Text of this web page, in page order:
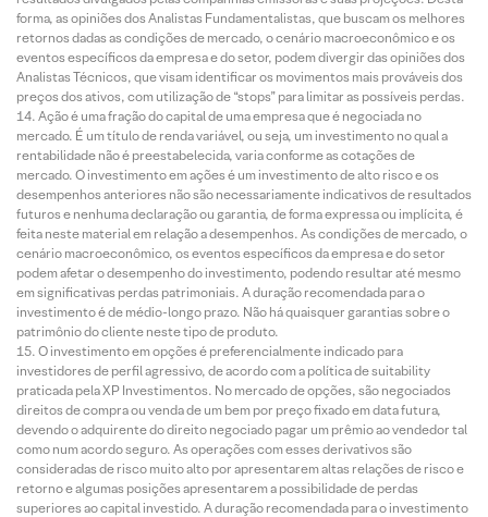
forma, as opiniões dos Analistas Fundamentalistas, que buscam os melhores
retornos dadas as condições de mercado, o cenário macroeconômico e os
eventos específicos da empresa e do setor, podem divergir das opiniões dos
Analistas Técnicos, que visam identificar os movimentos mais prováveis dos
preços dos ativos, com utilização de “stops” para limitar as possíveis perdas.
Ação é uma fração do capital de uma empresa que é negociada no
mercado. É um título de renda variável, ou seja, um investimento no qual a
rentabilidade não é preestabelecida, varia conforme as cotações de
mercado. O investimento em ações é um investimento de alto risco e os
desempenhos anteriores não são necessariamente indicativos de resultados
futuros e nenhuma declaração ou garantia, de forma expressa ou implícita, é
feita neste material em relação a desempenhos. As condições de mercado, o
cenário macroeconômico, os eventos específicos da empresa e do setor
podem afetar o desempenho do investimento, podendo resultar até mesmo
em significativas perdas patrimoniais. A duração recomendada para o
investimento é de médio-longo prazo. Não há quaisquer garantias sobre o
patrimônio do cliente neste tipo de produto.
O investimento em opções é preferencialmente indicado para
investidores de perfil agressivo, de acordo com a política de suitability
praticada pela XP Investimentos. No mercado de opções, são negociados
direitos de compra ou venda de um bem por preço fixado em data futura,
devendo o adquirente do direito negociado pagar um prêmio ao vendedor tal
como num acordo seguro. As operações com esses derivativos são
consideradas de risco muito alto por apresentarem altas relações de risco e
retorno e algumas posições apresentarem a possibilidade de perdas
superiores ao capital investido. A duração recomendada para o investimento